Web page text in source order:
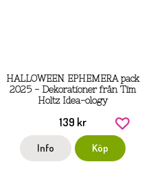
HALLOWEEN EPHEMERA pack
2025 - Dekorationer från Tim
Holtz Idea-ology
139 kr
Info Köp